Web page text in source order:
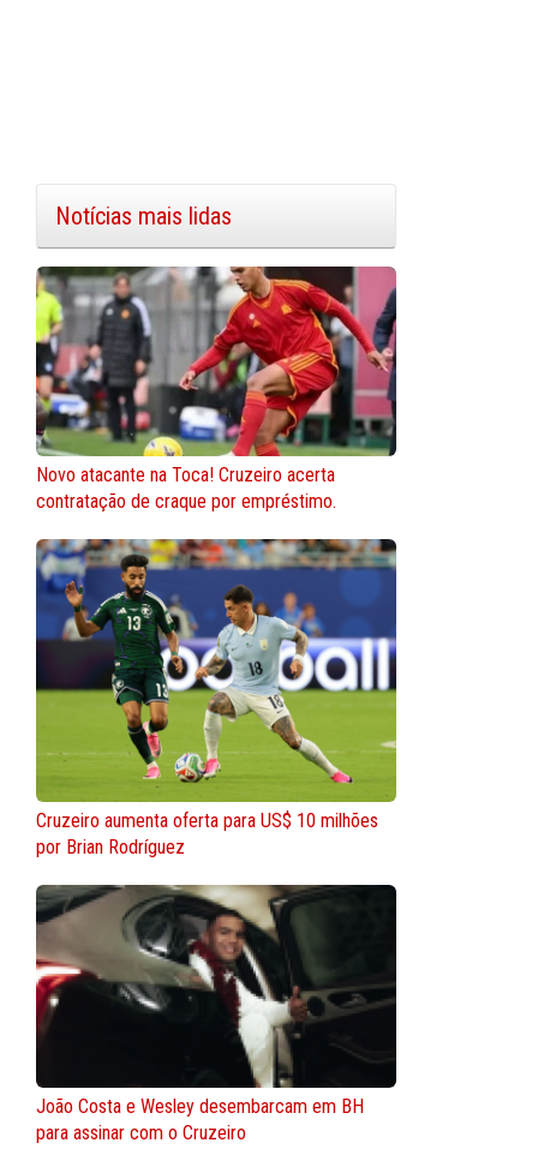
Notícias mais lidas
Novo atacante na Toca! Cruzeiro acerta
contratação de craque por empréstimo.
Cruzeiro aumenta oferta para US$ 10 milhões
por Brian Rodríguez
João Costa e Wesley desembarcam em BH
para assinar com o Cruzeiro